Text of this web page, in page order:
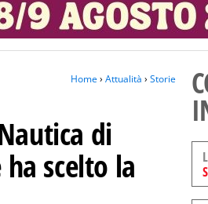
Home› Attualità › Storie
di
scelto la